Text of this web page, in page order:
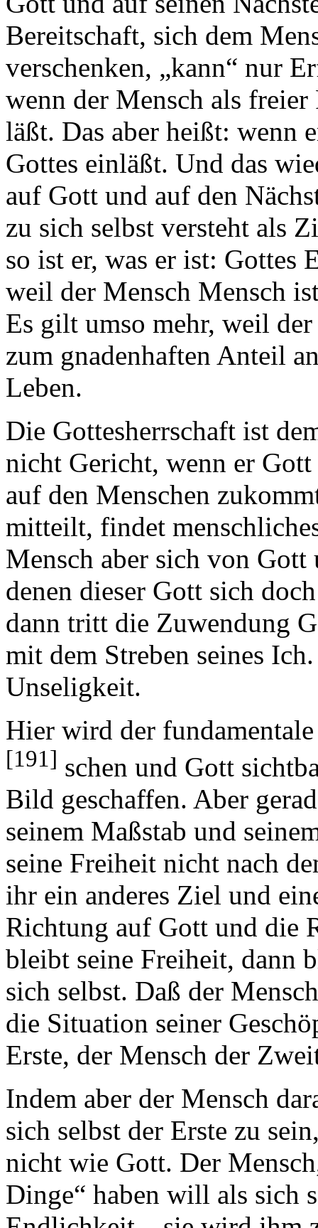
Bereitschaft, sich dem
verschenken, „kann“ nur
wenn der Mensch als freier
läßt. Das aber heißt: wenn
Gottes einläßt. Und das
auf Gott und auf den
zu sich selbst versteht als
so ist er, was er ist: Gottes
weil der Mensch Mensch
Es gilt umso mehr, weil
zum gnadenhaften Anteil
Leben.
Die Gottesherrschaft ist
nicht Gericht, wenn er
auf den Menschen
mitteilt, findet
Mensch aber sich von Gott
denen dieser Gott sich
dann tritt die Zuwendung
mit dem Streben seines
Unseligkeit.
Hier wird der
[191] schen und Gott
Bild geschaffen. Aber
seinem Maßstab und
seine Freiheit nicht nach
ihr ein anderes Ziel und
Richtung auf Gott und die
bleibt seine Freiheit, dann
sich selbst. Daß der
die Situation seiner
Erste, der Mensch der
Indem aber der Mensch
sich selbst der Erste zu
nicht wie Gott. Der
Dinge“ haben will als sich